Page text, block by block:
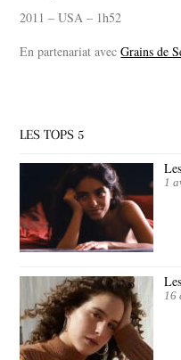
2011 – USA – 1h52
En partenariat avecGrains de
LES TOPS 5
1
16